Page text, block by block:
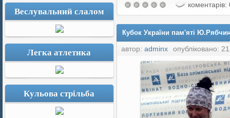
Веслувальний слалом
Легка атлетика
Кульова стрільба
коментарів:
Кубок України пам'яті
автор: adminx опубліковано: